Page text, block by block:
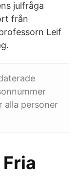
julfråga
från
Leif
alla personer